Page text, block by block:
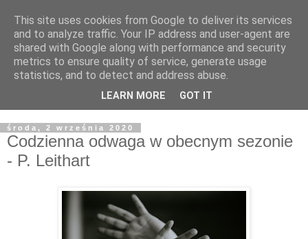
Żyjąc wiarą w REALNYM
świecie
Blog pastora Pawła Bartosika
środa, 2 września 2020
Codzienna odwaga w obecnym sezonie
- P. Leithart
This site uses cookies from Google to deliver its services
and to analyze traffic. Your IP address and user-agent are
shared with Google along with performance and security
metrics to ensure quality of service, generate usage
statistics, and to detect and address abuse.
LEARN MORE GOT IT